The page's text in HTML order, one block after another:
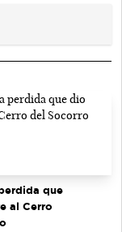
que
al Cerro